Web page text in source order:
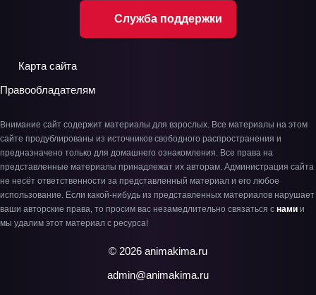
Служба поддержки
Карта сайта
Правообладателям
Внимание сайт содержит материалы для взрослых. Все материалы на этом
сайте продублированы из источников свободного распространения и
предназначено только для домашнего ознакомления. Все права на
представленные материалы принадлежат их авторам. Администрация сайта
не несёт ответственности за представленный материал и его любое
использование. Если какой-нибудь из представленных материалов нарушает
ваши авторские права, то просим вас незамедлительно связаться с нами и
мы удалим этот материал с ресурса!
© 2026 animakima.ru
admin@animakima.ru